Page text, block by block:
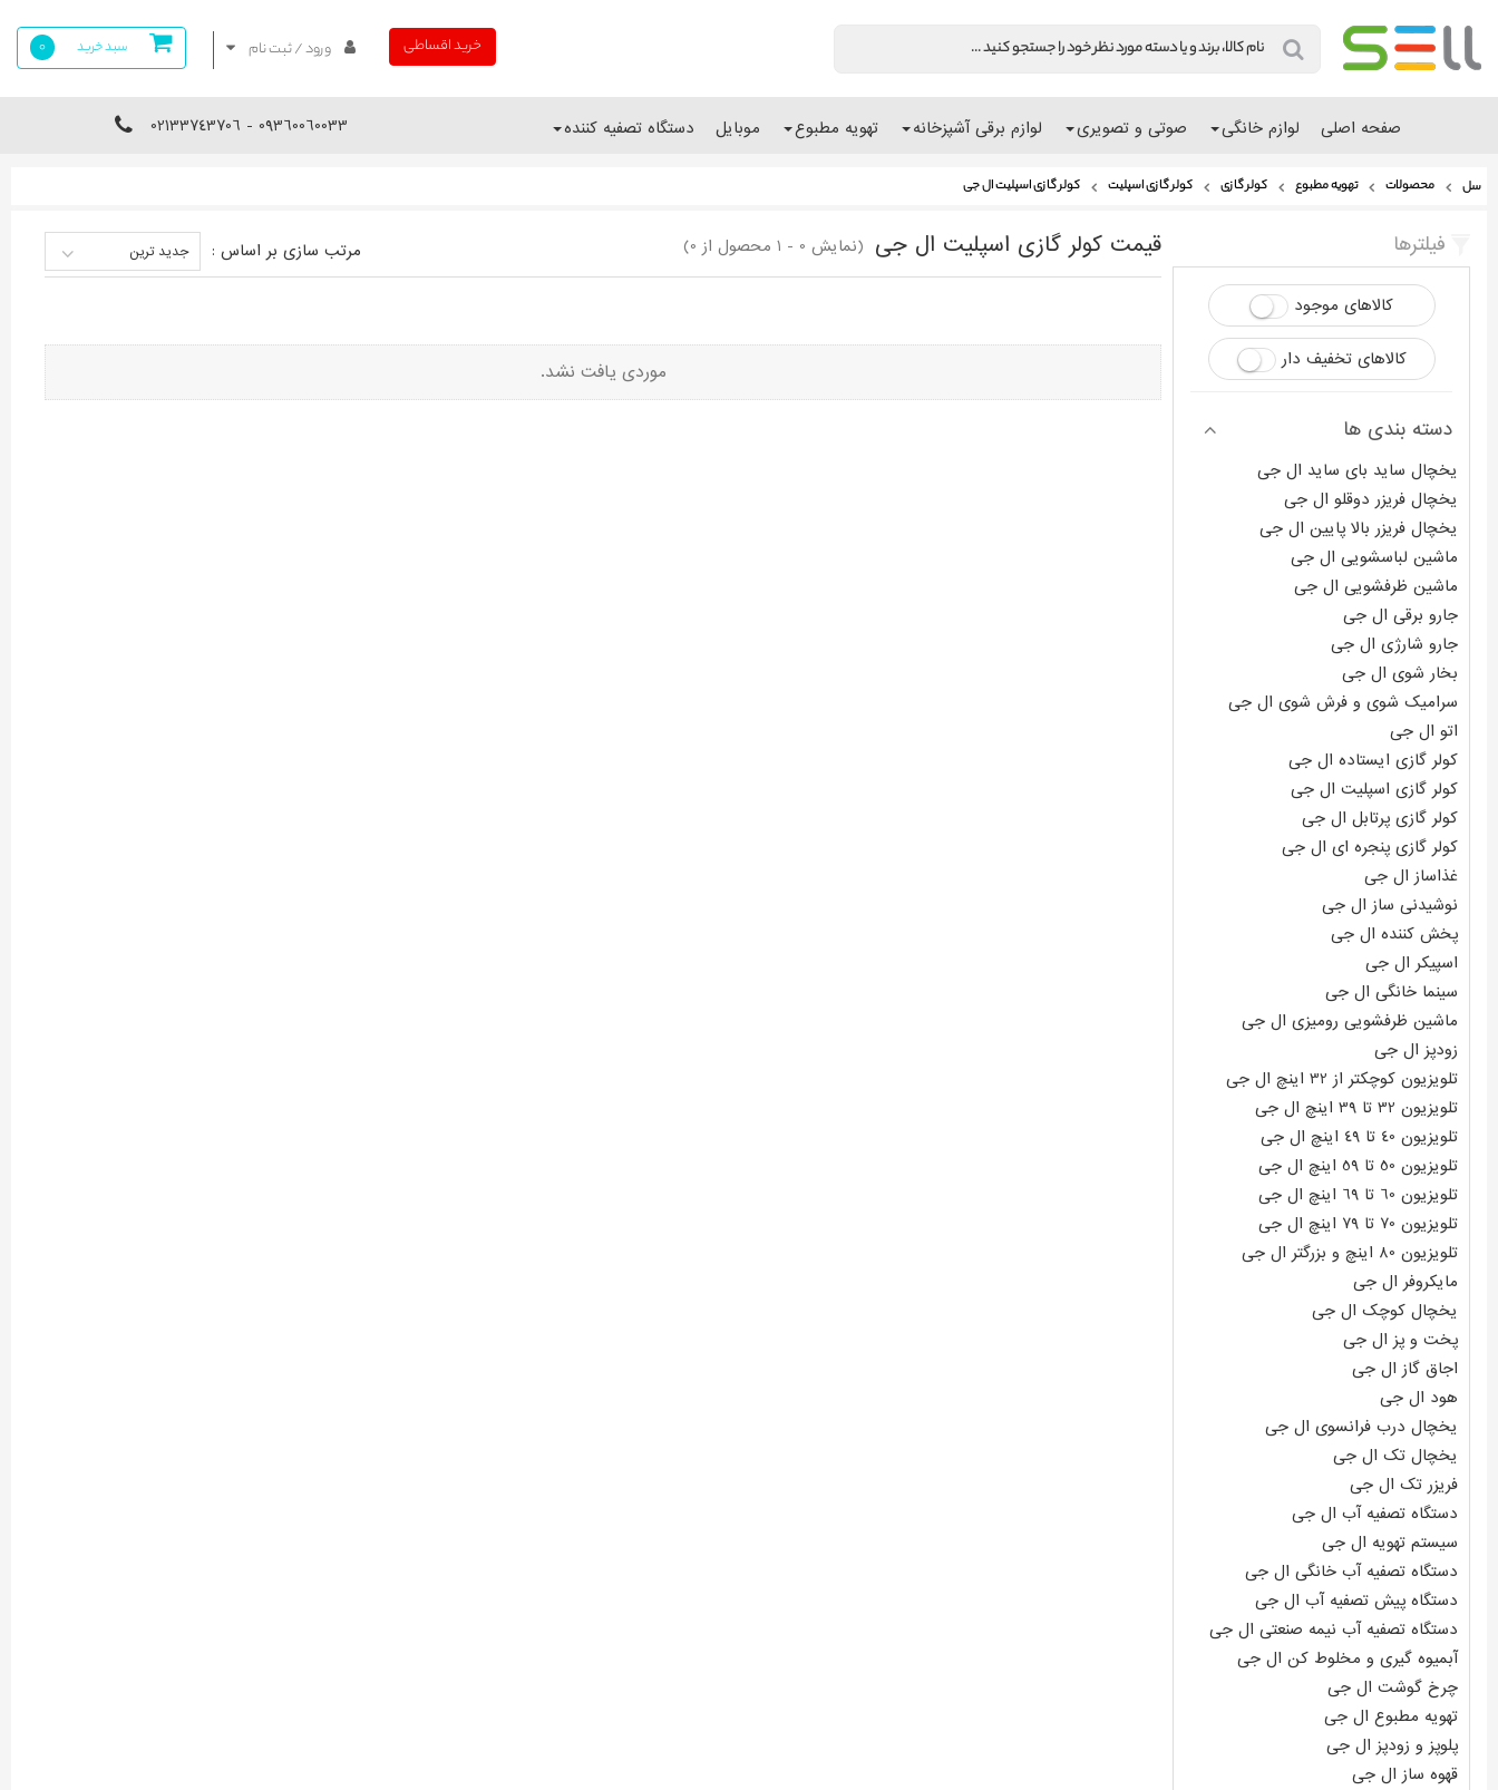
سبد خرید 0 ورود / ثبت نام خرید اقساطی
صفحه اصلی لوازم خانگی صوتی و تصویری لوازم برقی آشپزخانه تهویه مطبوع موبایل دستگاه تصفیه کننده 09360060033 - 02133743706
سل محصولات تهویه مطبوع کولر گازی کولر گازی اسپلیت کولر گازی اسپلیت ال جی
فیلترها
کالاهای موجود
کالاهای تخفیف دار
دسته بندی ها
یخچال ساید بای ساید ال جی
یخچال فریزر دوقلو ال جی
یخچال فریزر بالا پایین ال جی
ماشین لباسشویی ال جی
ماشین ظرفشویی ال جی
جارو برقی ال جی
جارو شارژی ال جی
بخار شوی ال جی
سرامیک شوی و فرش شوی ال جی
اتو ال جی
کولر گازی ایستاده ال جی
کولر گازی اسپلیت ال جی
کولر گازی پرتابل ال جی
کولر گازی پنجره ای ال جی
غذاساز ال جی
نوشیدنی ساز ال جی
پخش کننده ال جی
اسپیکر ال جی
سینما خانگی ال جی
ماشین ظرفشویی رومیزی ال جی
زودپز ال جی
تلویزیون کوچکتر از 32 اینچ ال جی
تلویزیون 32 تا 39 اینچ ال جی
تلویزیون 40 تا 49 اینچ ال جی
تلویزیون 50 تا 59 اینچ ال جی
تلویزیون 60 تا 69 اینچ ال جی
تلویزیون 70 تا 79 اینچ ال جی
تلویزیون 80 اینچ و بزرگتر ال جی
مایکروفر ال جی
یخچال کوچک ال جی
پخت و پز ال جی
اجاق گاز ال جی
هود ال جی
یخچال درب فرانسوی ال جی
یخچال تک ال جی
فریزر تک ال جی
دستگاه تصفیه آب ال جی
سیستم تهویه ال جی
دستگاه تصفیه آب خانگی ال جی
دستگاه پیش تصفیه آب ال جی
دستگاه تصفیه آب نیمه صنعتی ال جی
آبمیوه گیری و مخلوط کن ال جی
چرخ گوشت ال جی
تهویه مطبوع ال جی
پلوپز و زودپز ال جی
قهوه ساز ال جی
قیمت کولر گازی اسپلیت ال جی (نمایش 0 - 1 محصول از 0) مرتب سازی بر اساس : جدید ترین
موردی یافت نشد.